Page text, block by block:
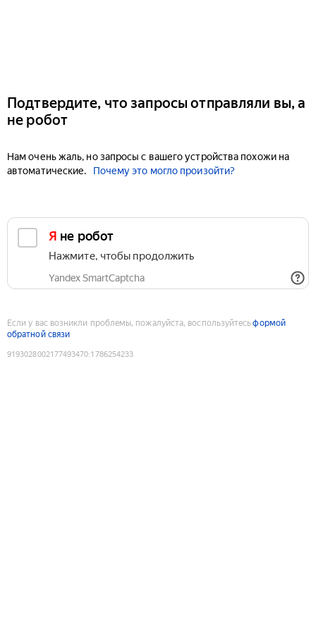
Подтвердите, что запросы отправляли вы, а
не робот
Нам очень жаль, но запросы с вашего устройства похожи на
автоматические.
Почему это могло произойти?
Я не робот
Нажмите, чтобы продолжить
Yandex SmartCaptcha
Если у вас возникли проблемы, пожалуйста, воспользуйтесьформой
обратной связи
9193028002177493470:1786254233